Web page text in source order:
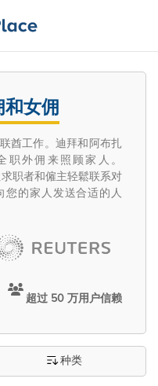
女佣
酋工作。迪拜和阿布扎
职外佣来照顾家人。
职者和僱主轻鬆联系对
您的家人发送合适的人
超过 50 万用户信赖
种类